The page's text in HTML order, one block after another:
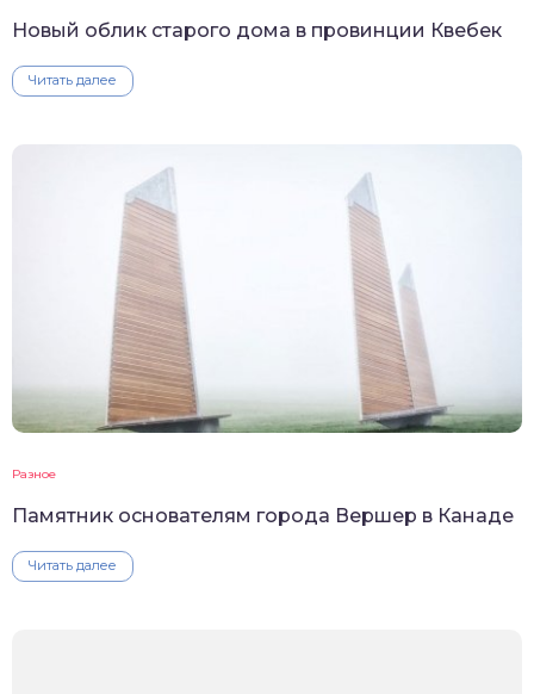
Новый облик старого дома в провинции Квебек
Читать далее
Разное
Памятник основателям города Вершер в Канаде
Читать далее